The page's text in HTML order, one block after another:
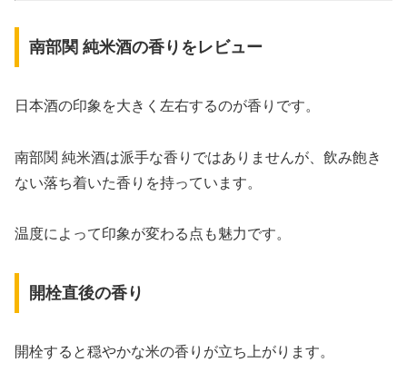
南部関 純米酒の香りをレビュー
日本酒の印象を大きく左右するのが香りです。
南部関 純米酒は派手な香りではありませんが、飲み飽き
ない落ち着いた香りを持っています。
温度によって印象が変わる点も魅力です。
開栓直後の香り
開栓すると穏やかな米の香りが立ち上がります。